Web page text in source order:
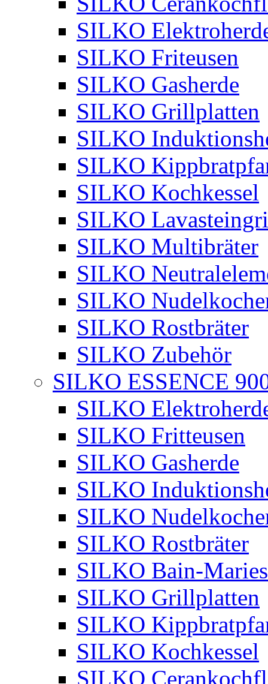
SILKO
SILKO Friteusen
SILKO Gasherde
SILKO Grillplatten
SILKO
SILKO
SILKO Kochkessel
SILKO
SILKO Multibräter
SILKO
SILKO
SILKO Rostbräter
SILKO Zubehör
SILKO ESSENCE
SILKO
SILKO Fritteusen
SILKO Gasherde
SILKO
SILKO
SILKO Rostbräter
SILKO Bain-Maries
SILKO Grillplatten
SILKO
SILKO Kochkessel
SILKO